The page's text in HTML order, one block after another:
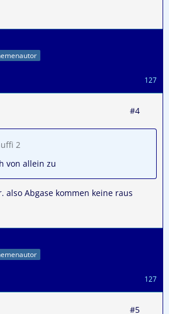
127
#4
2
von allein zu
also Abgase kommen keine raus
127
#5